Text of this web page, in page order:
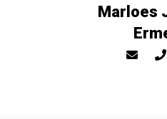
Marloes